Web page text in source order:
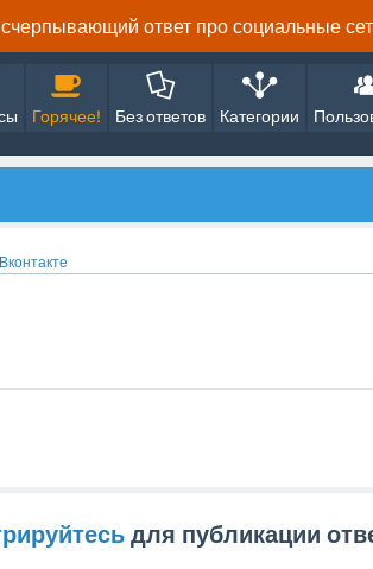
ответ про социальные
Горячее! Без ответов Категории
Вконтакте
для публикации